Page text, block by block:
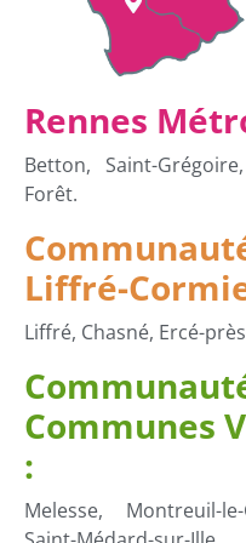
Rennes
Betton, Saint-
Forêt.
Liffré-
Liffré, Chasné, Ercé-
Communes
:
Melesse, Montreuil-